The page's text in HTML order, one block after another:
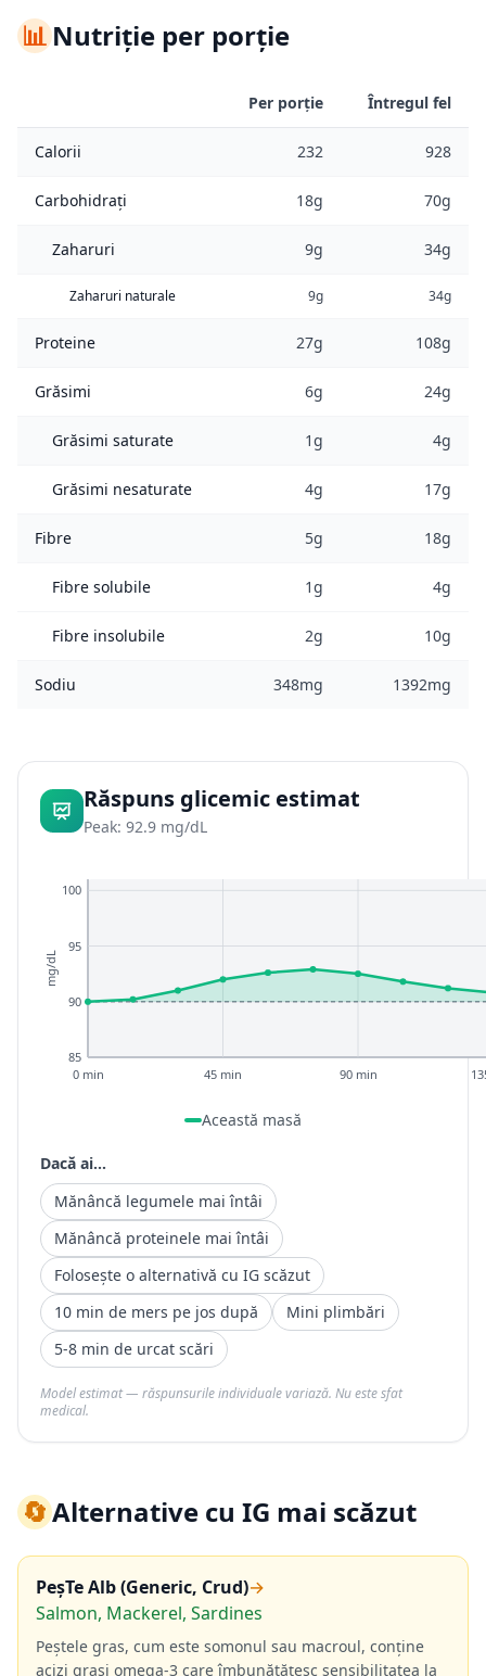
📊Nutriție per porție
Per porție Întregul fel
Calorii 232 928
Carbohidrați 18g 70g
Zaharuri 9g 34g
Zaharuri naturale 9g 34g
Proteine 27g 108g
Grăsimi 6g 24g
Grăsimi saturate 1g 4g
Grăsimi nesaturate 4g 17g
Fibre 5g 18g
Fibre solubile 1g 4g
Fibre insolubile 2g 10g
Sodiu 348mg 1392mg
Răspuns glicemic estimat
Peak: 92.9 mg/dL
85
90
95
100
0 min 45 min 90 min
mg/dL
Această masă
Dacă ai...
Mănâncă legumele mai întâi
Mănâncă proteinele mai întâi
Folosește o alternativă cu IG scăzut
10 min de mers pe jos după
Mini plimbări
5-8 min de urcat scări
Model estimat — răspunsurile individuale variază. Nu este sfat
medical.
🔄Alternative cu IG mai scăzut
PeșTe Alb (Generic, Crud)→
Salmon, Mackerel, Sardines
Peștele gras, cum este somonul sau macroul, conține
acizi grași omega-3 care îmbunătățesc sensibilitatea la